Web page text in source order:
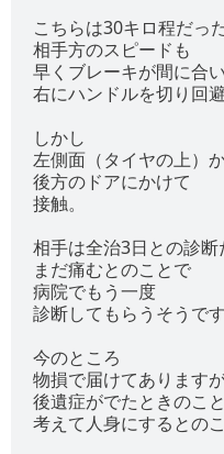
こちらは30キロ程だっ
相手方のスピードも
早くブレーキが間に合
右にハンドルを切り回避
しかし
左側面（タイヤの上）
後方のドアにかけて
接触。
相手は全治3日との診断
まだ痛むとのことで
病院でもう一度
診断してもらうそうです
今のところ
物損で届けてあります
後遺症がでたときのこ
考えて人身にするとのこ